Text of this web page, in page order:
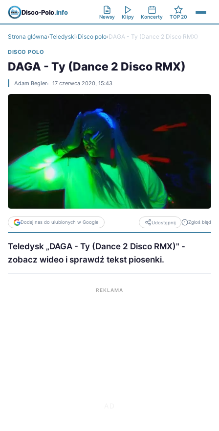
Disco-Polo.info
Newsy Klipy Koncerty TOP 20
Strona główna›Teledyski›Disco polo›DAGA - Ty (Dance 2 Disco RMX)
DISCO POLO
DAGA - Ty (Dance 2 Disco RMX)
Adam Begier 17 czerwca 2020, 15:43
Dodaj nas do ulubionych w Google Udostępnij Zgłoś błąd
Teledysk „DAGA - Ty (Dance 2 Disco RMX)" -
zobacz wideo i sprawdź tekst piosenki.
REKLAMA